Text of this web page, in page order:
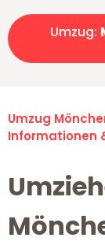
Umzug:
Umzug
Informationen